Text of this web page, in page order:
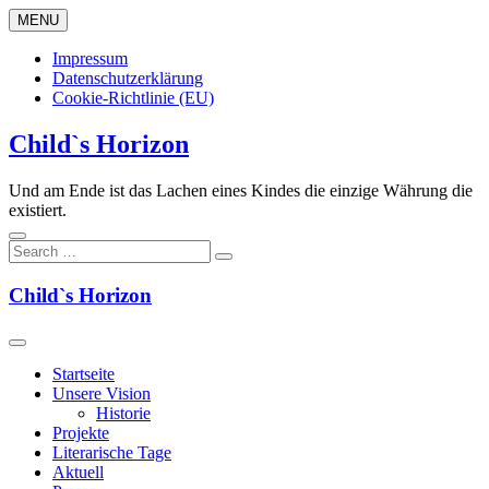
Skip
to
content
MENU
Impressum
Datenschutzerklärung
Cookie-Richtlinie (EU)
Child`s Horizon
Und am Ende ist das Lachen eines Kindes die einzige Währung die
existiert.
Child`s Horizon
Startseite
Unsere Vision
Historie
Projekte
Literarische Tage
Aktuell